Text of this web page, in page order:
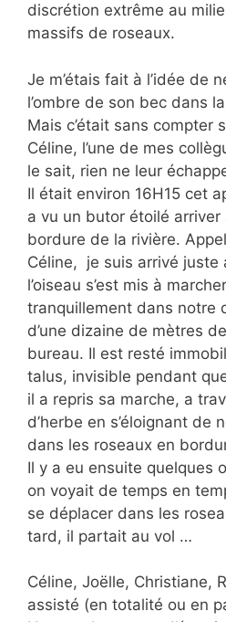
discrétion extrême au
massifs de roseaux.
Je m’étais fait à l’idée de
l’ombre de son bec dans
Mais c’était sans compter
Céline, l’une de mes
le sait, rien ne leur
Il était environ 16H15 cet
a vu un butor étoilé
bordure de la rivière.
Céline, je suis arrivé juste
l’oiseau s’est mis à
tranquillement dans notre
d’une dizaine de mètres
bureau. Il est resté
talus, invisible pendant
il a repris sa marche, a
d’herbe en s’éloignant de
dans les roseaux en
Il y a eu ensuite quelques
on voyait de temps en
se déplacer dans les
tard, il partait au vol …
Céline, Joëlle, Christiane,
assisté (en totalité ou en